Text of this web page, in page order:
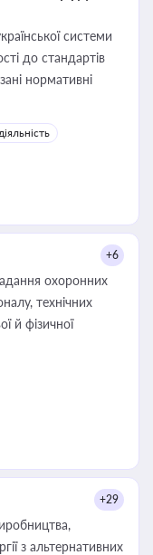
системи
до стандартів
нормативні
+6
охоронних
технічних
й фізичної
+29
з альтернативних